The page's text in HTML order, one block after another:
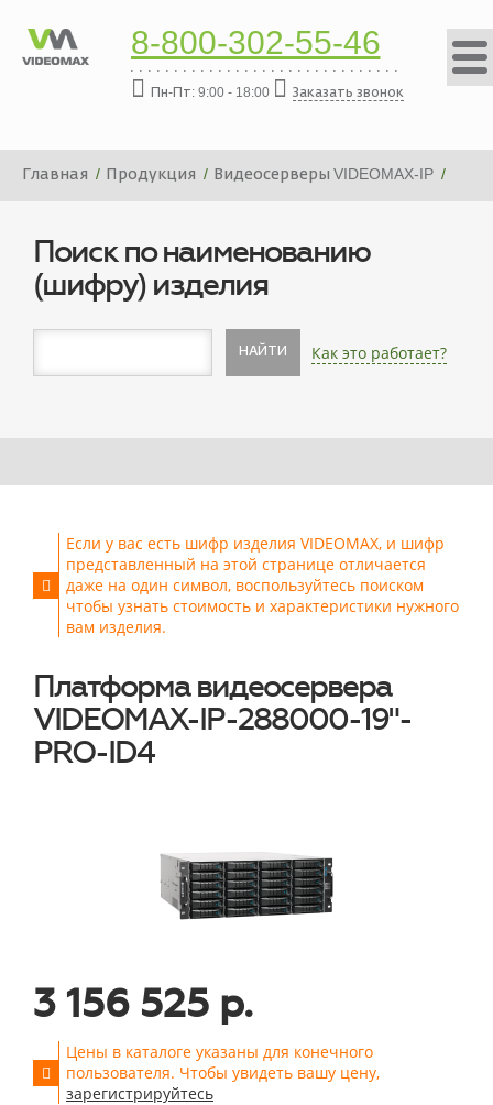
8-800-302-55-46
Пн-Пт: 9:00 - 18:00 Заказать звонок
Главная Продукция
Видеосерверы VIDEOMAX-IP
Поиск по наименованию
(шифру) изделия
НАЙТИ Как это работает?
Если у вас есть шифр изделия VIDEOMAX, и шифр
представленный на этой странице отличается
даже на один символ, воспользуйтесь поиском
чтобы узнать стоимость и характеристики нужного
вам изделия.
Платформа видеосервера
VIDEOMAX-IP-288000-19"-
PRO-ID4
3 156 525 р.
Цены в каталоге указаны для конечного
пользователя. Чтобы увидеть вашу цену,
зарегистрируйтесь